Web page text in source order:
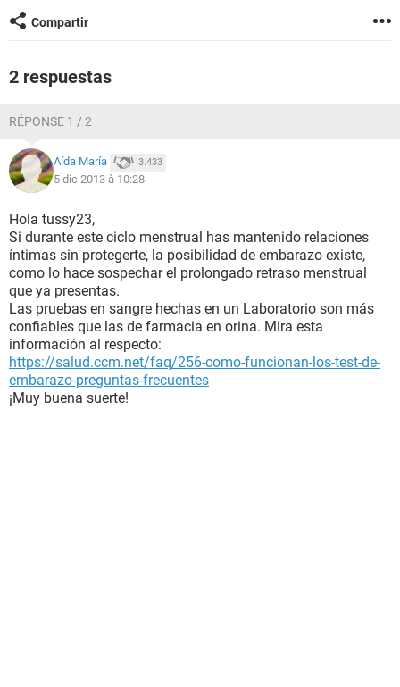
Compartir
2 respuestas
RÉPONSE 1 / 2
Aída María 3.433
5 dic 2013 à 10:28
Hola tussy23,
Si durante este ciclo menstrual has mantenido relaciones
íntimas sin protegerte, la posibilidad de embarazo existe,
como lo hace sospechar el prolongado retraso menstrual
que ya presentas.
Las pruebas en sangre hechas en un Laboratorio son más
confiables que las de farmacia en orina. Mira esta
información al respecto:
https://salud.ccm.net/faq/256-como-funcionan-los-test-de-
embarazo-preguntas-frecuentes
¡Muy buena suerte!